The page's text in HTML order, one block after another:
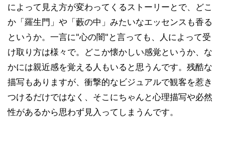
によって見え方が変わってくるストーリーとで、どこ
か「羅生門」や「藪の中」みたいなエッセンスも香る
というか。一言に"心の闇"と言っても、人によって受
け取り方は様々で。どこか懐かしい感覚というか、な
かには親近感を覚える人もいると思うんです。残酷な
描写もありますが、衝撃的なビジュアルで観客を惹き
つけるだけではなく、そこにちゃんと心理描写や必然
性があるから思わず見入ってしまうんです。